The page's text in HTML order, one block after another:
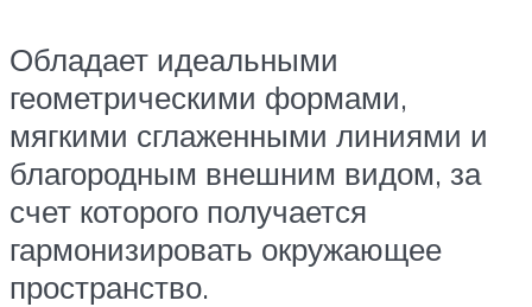
Обладает идеальными
геометрическими формами,
мягкими сглаженными линиями и
благородным внешним видом, за
счет которого получается
гармонизировать окружающее
пространство.